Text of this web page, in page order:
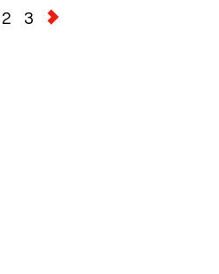
2 3